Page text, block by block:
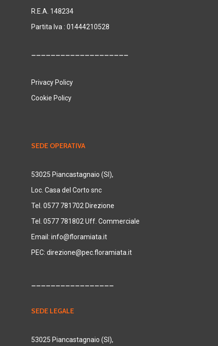
R.E.A. 148234
Partita Iva : 01444210528
Privacy Policy
Cookie Policy
SEDE OPERATIVA
53025 Piancastagnaio (SI),
Loc. Casa del Corto snc
Tel. 0577 781702 Direzione
Tel. 0577 781802 Uff. Commerciale
Email: info@floramiata.it
PEC: direzione@pec.floramiata.it
SEDE LEGALE
53025 Piancastagnaio (SI),